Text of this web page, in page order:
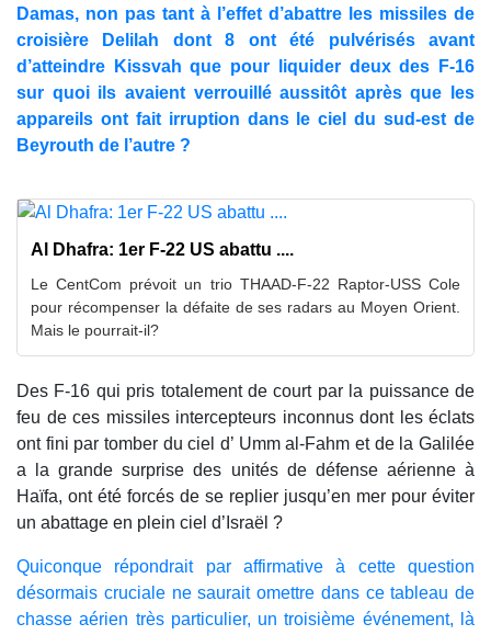
Damas, non pas tant à l’effet d’abattre les missiles de
croisière Delilah dont 8 ont été pulvérisés avant
d’atteindre Kissvah que pour liquider deux des F-16
sur quoi ils avaient verrouillé aussitôt après que les
appareils ont fait irruption dans le ciel du sud-est de
Beyrouth de l’autre ?
Al Dhafra: 1er F-22 US abattu ....
Le CentCom prévoit un trio THAAD-F-22 Raptor-USS Cole
pour récompenser la défaite de ses radars au Moyen Orient.
Mais le pourrait-il?
Des F-16 qui pris totalement de court par la puissance de
feu de ces missiles intercepteurs inconnus dont les éclats
ont fini par tomber du ciel d’ Umm al-Fahm et de la Galilée
a la grande surprise des unités de défense aérienne à
Haïfa, ont été forcés de se replier jusqu’en mer pour éviter
un abattage en plein ciel d’Israël ?
Quiconque répondrait par affirmative à cette question
désormais cruciale ne saurait omettre dans ce tableau de
chasse aérien très particulier, un troisième événement, là